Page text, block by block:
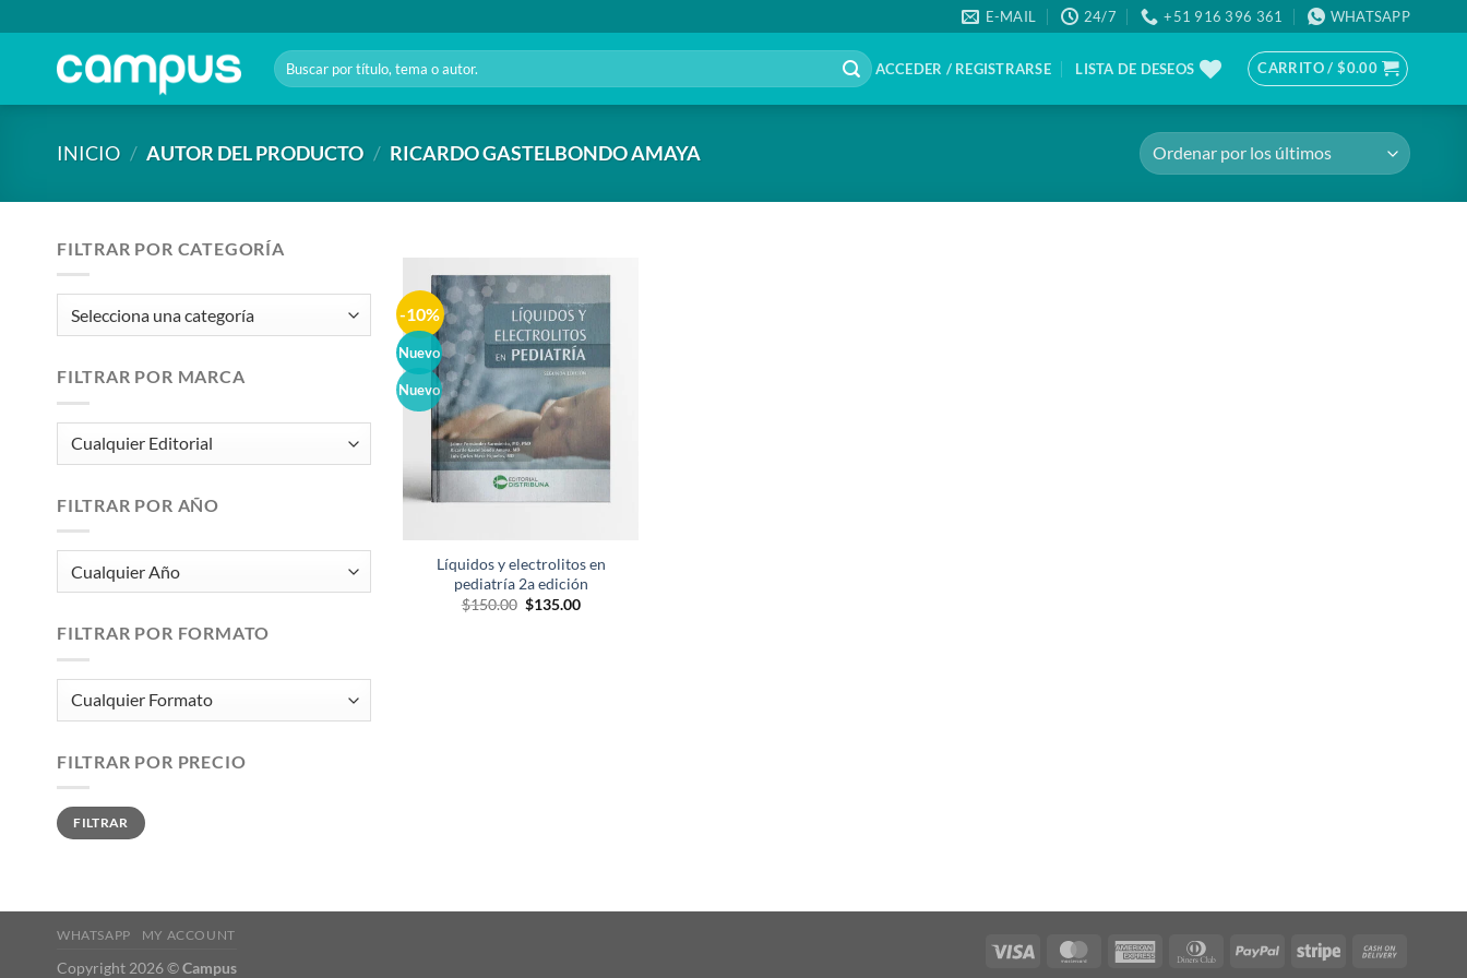
al
contenido
E-MAIL 24/7 +51 916 396 361 WHATSAPP
Buscar
por:
ACCEDER / REGISTRARSE LISTA DE DESEOS CARRITO /$0.00
INICIO / AUTOR DEL PRODUCTO / RICARDO GASTELBONDO AMAYA
FILTRAR POR CATEGORÍA
FILTRAR POR MARCA
FILTRAR POR AÑO
FILTRAR POR FORMATO
FILTRAR POR PRECIO
Precio
mínimo
Precio
máximo
FILTRAR
-10%
Nuevo
Nuevo
Añadir
lista de
deseos
Líquidos y electrolitos en
pediatría 2a edición
$150.00 El
$135.00El
WHATSAPP MY ACCOUNT
Copyright 2026 ©Campus